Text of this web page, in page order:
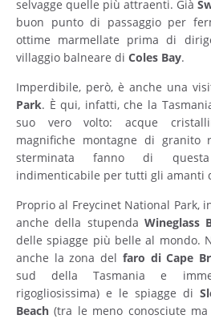
selvagge quelle più attraenti. Già
buon punto di passaggio per
ottime marmellate prima di
villaggio balneare di Coles Bay.
Imperdibile, però, è anche una
Park. È qui, infatti, che la
suo vero volto: acque
magnifiche montagne di granito
sterminata fanno di
indimenticabile per tutti gli amanti
Proprio al Freycinet National Park,
anche della stupenda Wineglass
delle spiagge più belle al mondo.
anche la zona del faro di Cape
sud della Tasmania e
rigogliosissima) e le spiagge di
Beach (tra le meno conosciute